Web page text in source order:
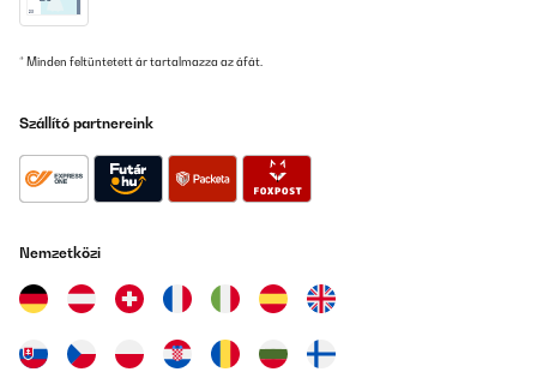
* Minden feltüntetett ár tartalmazza az áfát.
Szállító partnereink
Nemzetközi